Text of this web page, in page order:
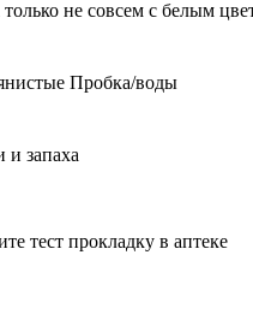
не совсем с белым
Пробка/воды
и запаха
тест прокладку в аптеке